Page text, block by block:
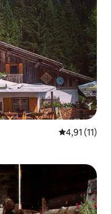
4,91 de uma
4,91 (11)